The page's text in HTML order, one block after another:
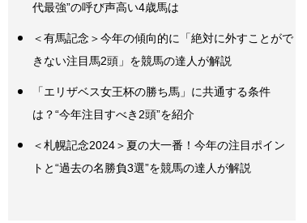
代最強”の呼び声高い4歳馬は
＜有馬記念＞今年の傾向的に「絶対に外すことがで
きない注目馬2頭」を競馬の達人が解説
「エリザベス女王杯の勝ち馬」に共通する条件
は？“今年注目すべき2頭”を紹介
＜札幌記念2024＞夏の大一番！今年の注目ポイン
トと“過去の名勝負3選”を競馬の達人が解説